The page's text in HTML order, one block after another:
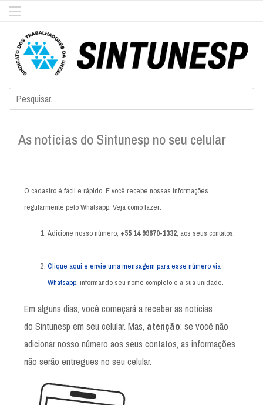
As notícias do Sintunesp no seu celular
O cadastro é fácil e rápido. E você recebe nossas informações
regularmente pelo Whatsapp. Veja como fazer:
Adicione nosso número, +55 14 99670-1332, aos seus contatos.
Clique aqui e envie uma mensagem para esse número via
Whatsapp, informando seu nome completo e a sua unidade.
Em alguns dias, você começará a receber as notícias
do Sintunesp em seu celular. Mas, atenção: se você não
adicionar nosso número aos seus contatos, as informações
não serão entregues no seu celular.